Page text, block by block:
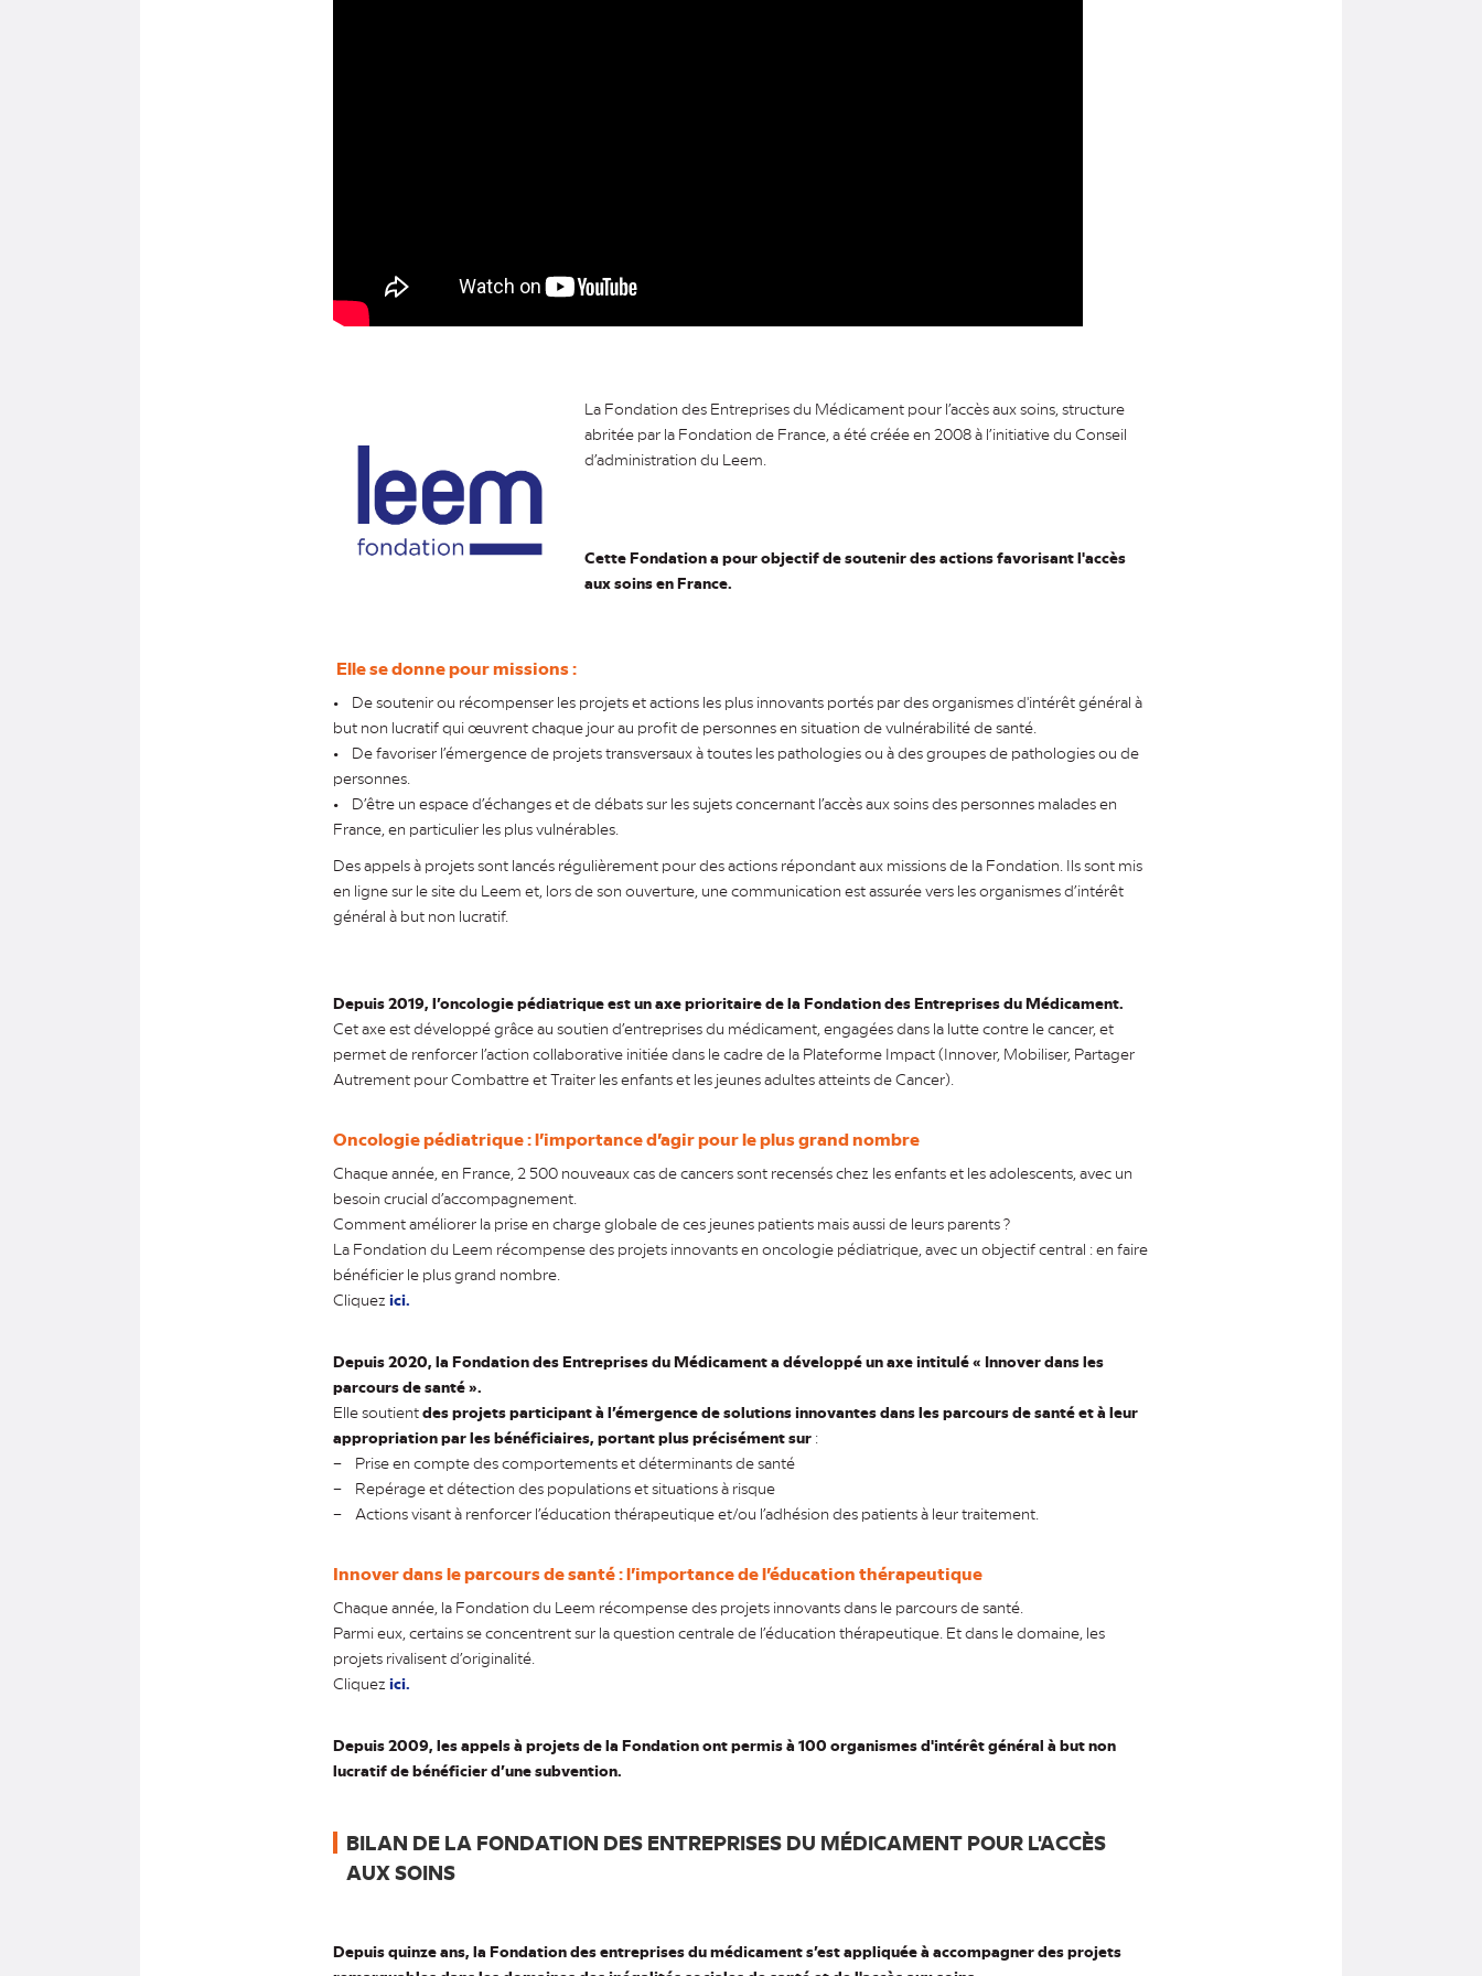
La Fondation des Entreprises du Médicament pour l’accès aux soins, structure
abritée par la Fondation de France, a été créée en 2008 à l’initiative du Conseil
d’administration du Leem.
Cette Fondation a pour objectif de soutenir des actions favorisant l'accès
aux soins en France.
Elle se donne pour missions :
• De soutenir ou récompenser les projets et actions les plus innovants portés par des organismes d'intérêt général à
but non lucratif qui œuvrent chaque jour au profit de personnes en situation de vulnérabilité de santé.
• De favoriser l’émergence de projets transversaux à toutes les pathologies ou à des groupes de pathologies ou de
personnes.
• D’être un espace d’échanges et de débats sur les sujets concernant l’accès aux soins des personnes malades en
France, en particulier les plus vulnérables.
Des appels à projets sont lancés régulièrement pour des actions répondant aux missions de la Fondation. Ils sont mis
en ligne sur le site du Leem et, lors de son ouverture, une communication est assurée vers les organismes d’intérêt
général à but non lucratif.
Depuis 2019, l’oncologie pédiatrique est un axe prioritaire de la Fondation des Entreprises du Médicament.
Cet axe est développé grâce au soutien d’entreprises du médicament, engagées dans la lutte contre le cancer, et
permet de renforcer l’action collaborative initiée dans le cadre de la Plateforme Impact (Innover, Mobiliser, Partager
Autrement pour Combattre et Traiter les enfants et les jeunes adultes atteints de Cancer).
Oncologie pédiatrique : l’importance d’agir pour le plus grand nombre
Chaque année, en France, 2 500 nouveaux cas de cancers sont recensés chez les enfants et les adolescents, avec un
besoin crucial d’accompagnement.
Comment améliorer la prise en charge globale de ces jeunes patients mais aussi de leurs parents ?
La Fondation du Leem récompense des projets innovants en oncologie pédiatrique, avec un objectif central : en faire
bénéficier le plus grand nombre.
Cliquez ici.
Depuis 2020, la Fondation des Entreprises du Médicament a développé un axe intitulé « Innover dans les
parcours de santé ».
Elle soutientdes projets participant à l’émergence de solutions innovantes dans les parcours de santé et à leur
appropriation par les bénéficiaires, portant plus précisément sur :
– Prise en compte des comportements et déterminants de santé
– Repérage et détection des populations et situations à risque
– Actions visant à renforcer l’éducation thérapeutique et/ou l’adhésion des patients à leur traitement.
Innover dans le parcours de santé : l’importance de l’éducation thérapeutique
Chaque année, la Fondation du Leem récompense des projets innovants dans le parcours de santé.
Parmi eux, certains se concentrent sur la question centrale de l’éducation thérapeutique. Et dans le domaine, les
projets rivalisent d’originalité.
Cliquez ici.
Depuis 2009, les appels à projets de la Fondation ont permis à 100 organismes d'intérêt général à but non
lucratif de bénéficier d’une subvention.
BILAN DE LA FONDATION DES ENTREPRISES DU MÉDICAMENT POUR L'ACCÈS
AUX SOINS
Depuis quinze ans, la Fondation des entreprises du médicament s’est appliquée à accompagner des projets